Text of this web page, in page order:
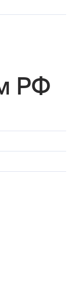
РФ